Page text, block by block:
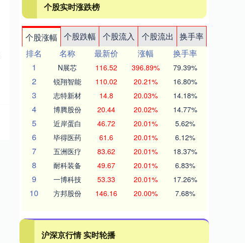
个股实时涨跌榜
个股涨幅 个股跌幅 个股流入 个股流出
换手率
排名
名称 最新价 涨幅
换手率
1
N展芯 116.52 396.89% 79.39%
2 锐翔智能 110.02 20.21% 16.80%
3 志特新材 14.8 20.03% 14.18%
4 博腾股份 20.44 20.02% 14.77%
5 近岸蛋白 46.72 20.01% 5.62%
6 毕得医药 61.6 20.01% 6.12%
7 五洲医疗 83.62 20.01% 18.37%
8 耐科装备 49.67 20.01% 6.83%
9 一博科技 53.33 20.01% 17.26%
10 方邦股份 146.16 20.00% 7.68%
沪深京行情 实时轮播